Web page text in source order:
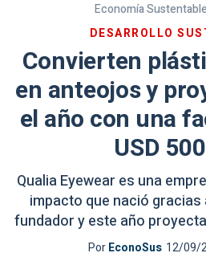
Economía
DESARROLLO
Convierten
en anteojos y
el año con una
USD
Qualia Eyewear es una
impacto que nació
fundador y este año
PorEconoSus 12/09/